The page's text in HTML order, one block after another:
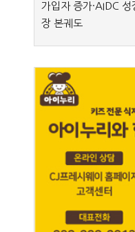
가입자 증가·AIDC
장 본궤도